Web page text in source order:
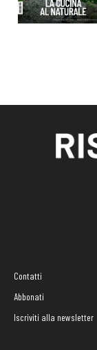
Contatti
Abbonati
Iscriviti alla newsletter